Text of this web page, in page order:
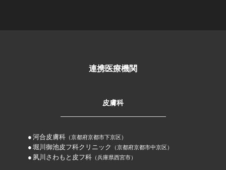
連携医療機関
皮膚科
河合皮膚科 （京都府京都市下京区）
堀川御池皮フ科クリニック （京都府京都市中京区）
夙川さわもと皮フ科 （兵庫県西宮市）